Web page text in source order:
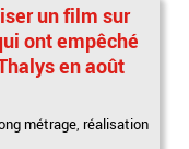
un film sur
ont empêché
en août
métrage, réalisation